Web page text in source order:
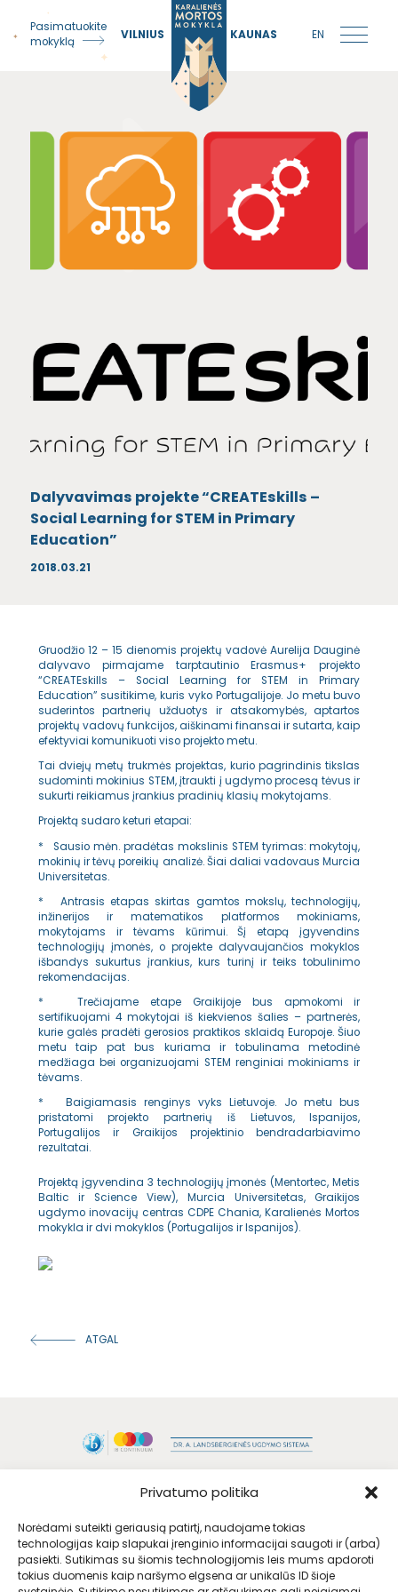
Privatumo politika
Norėdami suteikti geriausią patirtį, naudojame tokias
technologijas kaip slapukai įrenginio informacijai saugoti ir (arba)
pasiekti. Sutikimas su šiomis technologijomis leis mums apdoroti
tokius duomenis kaip naršymo elgsena ar unikalūs ID šioje
Pasimatuokite
mokyklą
VILNIUS KAUNAS EN
Dalyvavimas projekte “CREATEskills –
Social Learning for STEM in Primary
Education”
2018.03.21
Gruodžio 12 – 15 dienomis projektų vadovė Aurelija Dauginė
dalyvavo pirmajame tarptautinio Erasmus+ projekto
“CREATEskills – Social Learning for STEM in Primary
Education” susitikime, kuris vyko Portugalijoje. Jo metu buvo
suderintos partnerių užduotys ir atsakomybės, aptartos
projektų vadovų funkcijos, aiškinami finansai ir sutarta, kaip
efektyviai komunikuoti viso projekto metu.
Tai dviejų metų trukmės projektas, kurio pagrindinis tikslas
sudominti mokinius STEM, įtraukti į ugdymo procesą tėvus ir
sukurti reikiamus įrankius pradinių klasių mokytojams.
Projektą sudaro keturi etapai:
* Sausio mėn. pradėtas mokslinis STEM tyrimas: mokytojų,
mokinių ir tėvų poreikių analizė. Šiai daliai vadovaus Murcia
Universitetas.
* Antrasis etapas skirtas gamtos mokslų, technologijų,
inžinerijos ir matematikos platformos mokiniams,
mokytojams ir tėvams kūrimui. Šį etapą įgyvendins
technologijų įmonės, o projekte dalyvaujančios mokyklos
išbandys sukurtus įrankius, kurs turinį ir teiks tobulinimo
rekomendacijas.
* Trečiajame etape Graikijoje bus apmokomi ir
sertifikuojami 4 mokytojai iš kiekvienos šalies – partnerės,
kurie galės pradėti gerosios praktikos sklaidą Europoje. Šiuo
metu taip pat bus kuriama ir tobulinama metodinė
medžiaga bei organizuojami STEM renginiai mokiniams ir
tėvams.
* Baigiamasis renginys vyks Lietuvoje. Jo metu bus
pristatomi projekto partnerių iš Lietuvos, Ispanijos,
Portugalijos ir Graikijos projektinio bendradarbiavimo
rezultatai.
Projektą įgyvendina 3 technologijų įmonės (Mentortec, Metis
Baltic ir Science View), Murcia Universitetas, Graikijos
ugdymo inovacijų centras CDPE Chania, Karalienės Mortos
mokykla ir dvi mokyklos (Portugalijos ir Ispanijos).
ATGAL